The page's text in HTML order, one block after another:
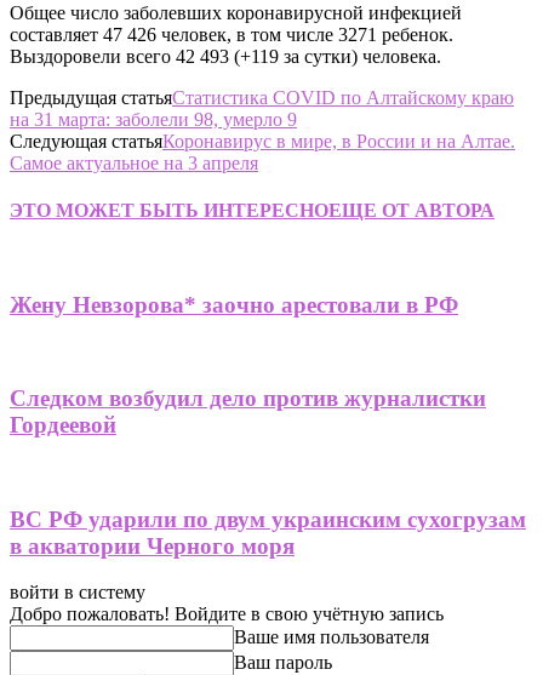
Общее число заболевших коронавирусной инфекцией
составляет 47 426 человек, в том числе 3271 ребенок.
Выздоровели всего 42 493 (+119 за сутки) человека.
Предыдущая статьяСтатистика COVID по Алтайскому краю
на 31 марта: заболели 98, умерло 9
Следующая статьяКоронавирус в мире, в России и на Алтае.
Самое актуальное на 3 апреля
ЭТО МОЖЕТ БЫТЬ ИНТЕРЕСНОЕЩЕ ОТ АВТОРА
Жену Невзорова* заочно арестовали в РФ
Следком возбудил дело против журналистки
Гордеевой
ВС РФ ударили по двум украинским сухогрузам
в акватории Черного моря
войти в систему
Добро пожаловать! Войдите в свою учётную запись
Ваше имя пользователя
Ваш пароль